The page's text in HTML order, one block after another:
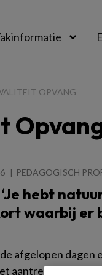
OPVANG
PEDAGOGISCH
hebt
waarbij er
afgelopen dagen
aantrekken naar